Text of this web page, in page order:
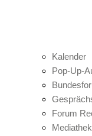
Kalender
Pop-Up-
Forum
Mediathek